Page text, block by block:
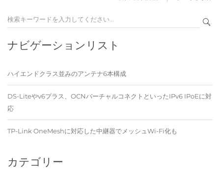
ナビゲーションリスト
ハイエンドクラス並みのアンテナ6本構成
DS-Liteやv6プラス、OCNバーチャルコネクトといったIPv6 IPoEに対
応
TP-Link OneMeshに対応した中継器でメッシュWi-Fi化も
カテゴリー